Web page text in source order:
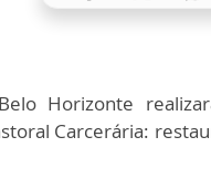
Horizonte
Carcerária: